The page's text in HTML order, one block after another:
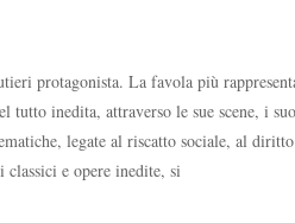
protagonista. La favola più
inedita, attraverso le sue scene, i
legate al riscatto sociale, al
e opere inedite, si